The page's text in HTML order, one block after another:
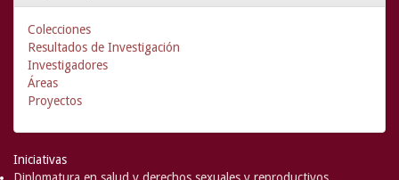
Colecciones
Resultados de Investigación
Investigadores
Áreas
Proyectos
Iniciativas